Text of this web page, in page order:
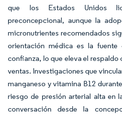
que los Estados Unidos
preconcepcional, aunque la
micronutrientes recomendados
orientación médica es la
confianza, lo que eleva el
ventas. Investigaciones que
manganeso y vitamina B12
riesgo de presión arterial alta en
conversación desde la